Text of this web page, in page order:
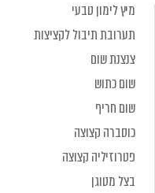
מיץ לימון טבעי
תערובת תיבול לקציצות
צנצנת שום
שום כתוש
שום חריף
כוסברה קצוצה
פטרוזיליה קצוצה
בצל מטוגן